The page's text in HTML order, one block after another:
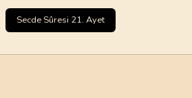
Secde Sûresi 21. Ayet